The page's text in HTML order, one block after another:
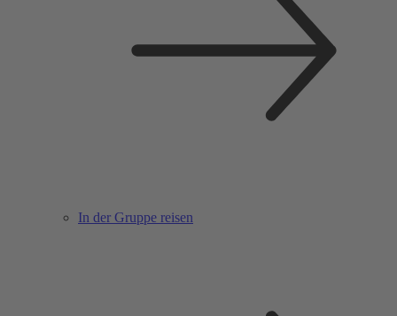
In der Gruppe reisen